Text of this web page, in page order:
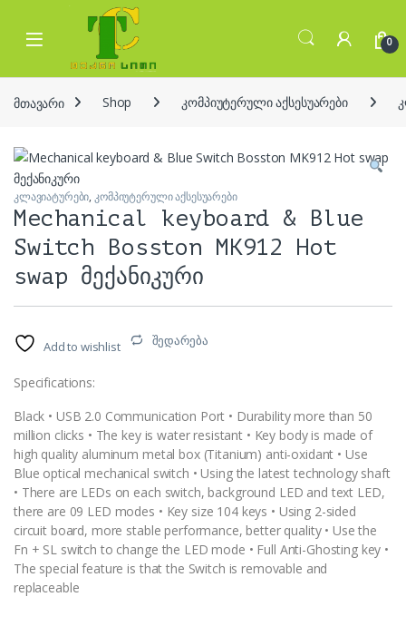
Skip to navigation
Skip to content
Open 0
მთავარი Shop კომპიუტერული აქსესუარები
კლავიატურები,კომპიუტერული აქსესუარები
Mechanical keyboard & Blue
Switch Bosston MK912 Hot
swap მექანიკური
Add to wishlist შედარება
Specifications:
Black • USB 2.0 Communication Port • Durability more than 50
million clicks • The key is water resistant • Key body is made of
high quality aluminum metal box (Titanium) anti-oxidant • Use
Blue optical mechanical switch • Using the latest technology shaft
• There are LEDs on each switch, background LED and text LED,
there are 09 LED modes • Key size 104 keys • Using 2-sided
circuit board, more stable performance, better quality • Use the
Fn + SL switch to change the LED mode • Full Anti-Ghosting key •
The special feature is that the Switch is removable and
replaceable